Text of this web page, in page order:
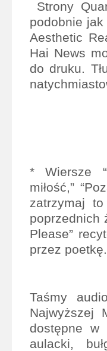
Strony
podobnie
Aesthetic
Hai News
do druku.
* Wiersze
miłość,”
zatrzymaj
poprzednich
Please”
przez poetkę.
Taśmy
Najwyższej
dostępne w
aulacki,